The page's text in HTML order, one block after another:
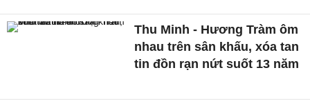
Thu Minh - Hương Tràm ôm
nhau trên sân khấu, xóa tan
tin đồn rạn nứt suốt 13 năm